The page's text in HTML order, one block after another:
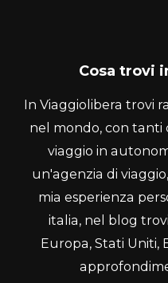
Cosa trovi
In Viaggiolibera trovi
nel mondo, con tanti
viaggio in
un'agenzia di
mia esperienza
italia, nel blog
Europa, Stati Uniti,